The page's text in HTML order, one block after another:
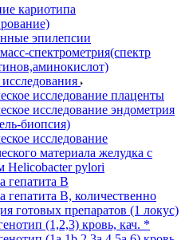
кариотипа
эпилепсии
спектрометрия(спектр
исследование плаценты
исследование эндометрия
биопсия)
исследование
материала желудка с
Helicobacter pylori
гепатита B
B, количественно
готовых препаратов (1 локус)
(1,2,3) кровь, кач. *